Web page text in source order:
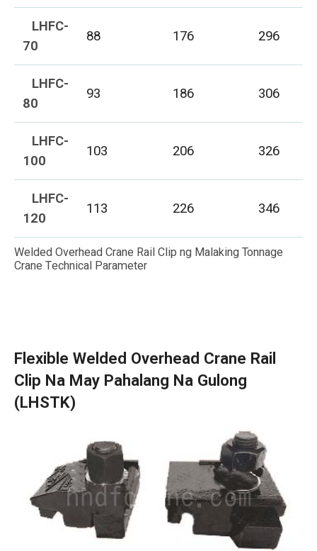
LHFC-
70
88 176 296
LHFC-
80
93 186 306
LHFC-
100
103 206 326
LHFC-
120
113 226 346
Welded Overhead Crane Rail Clip ng Malaking Tonnage
Crane Technical Parameter
Flexible Welded Overhead Crane Rail
Clip Na May Pahalang Na Gulong
(LHSTK)